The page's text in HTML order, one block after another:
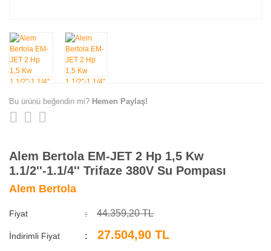
Bu ürünü beğendin mi? Hemen Paylaş!
Alem Bertola EM-JET 2 Hp 1,5 Kw
1.1/2''-1.1/4'' Trifaze 380V Su Pompası
Alem Bertola
Fiyat 44.359,20 TL
İndirimli Fiyat 27.504,90 TL